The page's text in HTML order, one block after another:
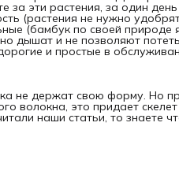
эти растения, за один день
(растения не нужно
(бамбук по своей природе
дышат и не позволяют
и простые в
не держат свою форму. Но
волокна, это придает
наши статьи, то знаете